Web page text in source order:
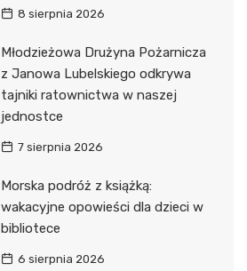
8 sierpnia 2026
Młodzieżowa Drużyna Pożarnicza
z Janowa Lubelskiego odkrywa
tajniki ratownictwa w naszej
jednostce
7 sierpnia 2026
Morska podróż z książką:
wakacyjne opowieści dla dzieci w
bibliotece
6 sierpnia 2026